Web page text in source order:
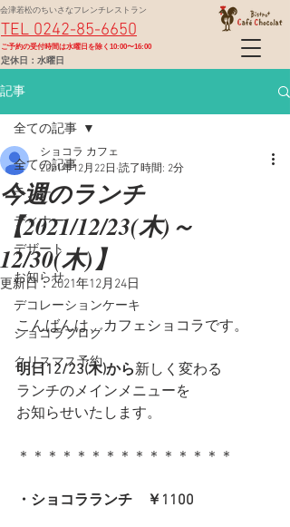
定休日：水曜日
TEL 0242-85-6650
会津若松のちいさなフレンチレストラン
​ご予約の受付時間は水曜日を除く10:00〜16:00
記事
全ての記事
ランチ
ディナー
デザート
お知らせ
デコレーションケーキ
ショコラブログ
クリスマス予約
全ての記事
今週のランチ
【2021/12/23(木)～
12/30(木)】
ショコラ カフェ
2021年12月22日 読了時間: 2分
更新日：2021年12月24日
こんばんは、カフェショコラです。
明日12/23(木)から新しく変わる
ランチのメインメニューを
お知らせいたします。
＊＊＊＊＊＊＊＊＊＊＊＊＊＊＊
・ショコラランチ　￥1100